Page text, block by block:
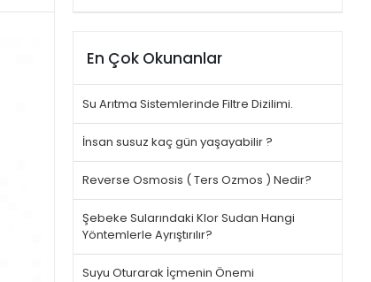
En Çok Okunanlar
Su Arıtma Sistemlerinde Filtre Dizilimi.
İnsan susuz kaç gün yaşayabilir ?
Reverse Osmosis ( Ters Ozmos ) Nedir?
Şebeke Sularındaki Klor Sudan Hangi
Yöntemlerle Ayrıştırılır?
Suyu Oturarak İçmenin Önemi